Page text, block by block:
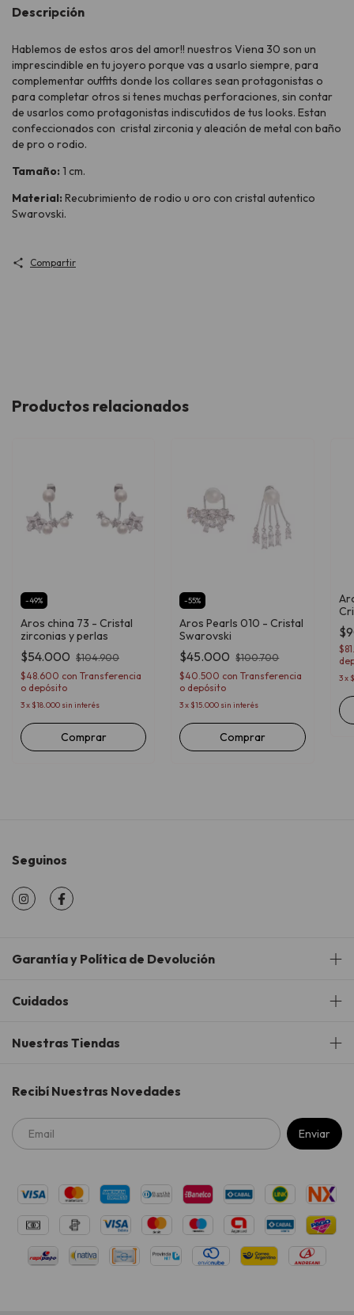
Descripción
Hablemos de estos aros del amor!! nuestros Viena 30 son un
imprescindible en tu joyero porque vas a usarlo siempre, para
complementar outfits donde los collares sean protagonistas o
para completar otros si tenes muchas perforaciones, sin contar
de usarlos como protagonistas indiscutidos de tus looks. Estan
confeccionados con cristal zirconia y aleación de metal con baño
de pro o rodio.
Tamaño: 1 cm.
Material: Recubrimiento de rodio u oro con cristal autentico
Swarovski.
Compartir
Productos relacionados
-49%
Aros china 73 - Cristal
zirconias y perlas
$54.000 $104.900
$48.600 con Transferencia
o depósito
3x $18.000 sin interés
-55%
Aros Pearls 010 - Cristal
Swarovski
$45.000 $100.700
$40.500 con Transferencia
o depósito
3x $15.000 sin interés
3x
Seguinos
Garantía y Política de Devolución
Cuidados
Nuestras Tiendas
Recibí Nuestras Novedades